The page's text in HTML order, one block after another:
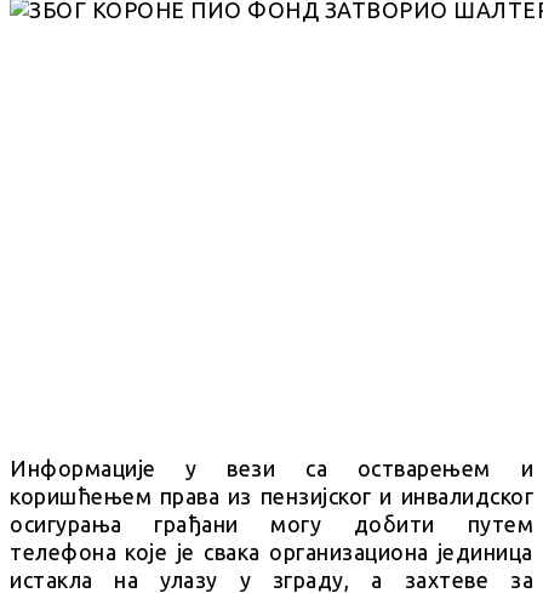
Информације у вези са остварењем и
коришћењем права из пензијског и инвалидског
осигурања грађани могу добити путем
телефона које је свака организациона јединица
истакла на улазу у зграду, а захтеве за